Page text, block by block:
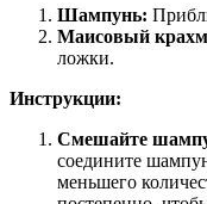
Шампунь:
Маисовый
ложки.
Инструкции:
Смешайте
соедините
меньшего